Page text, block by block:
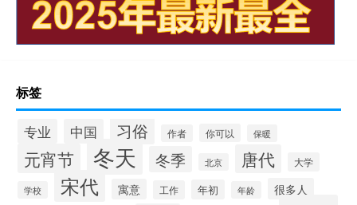
标签
专业 中国 习俗 作者 你可以 保暖
元宵节 冬天 冬季 北京 唐代 大学
学校 宋代 寓意 工作 年初 年龄 很多人